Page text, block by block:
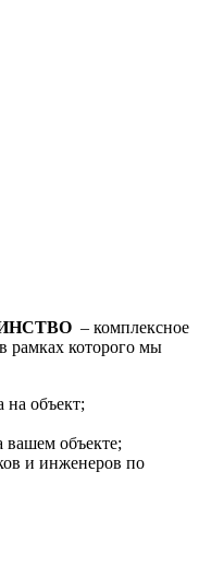
– комплексное
рамках которого мы
на объект;
вашем объекте;
и инженеров по